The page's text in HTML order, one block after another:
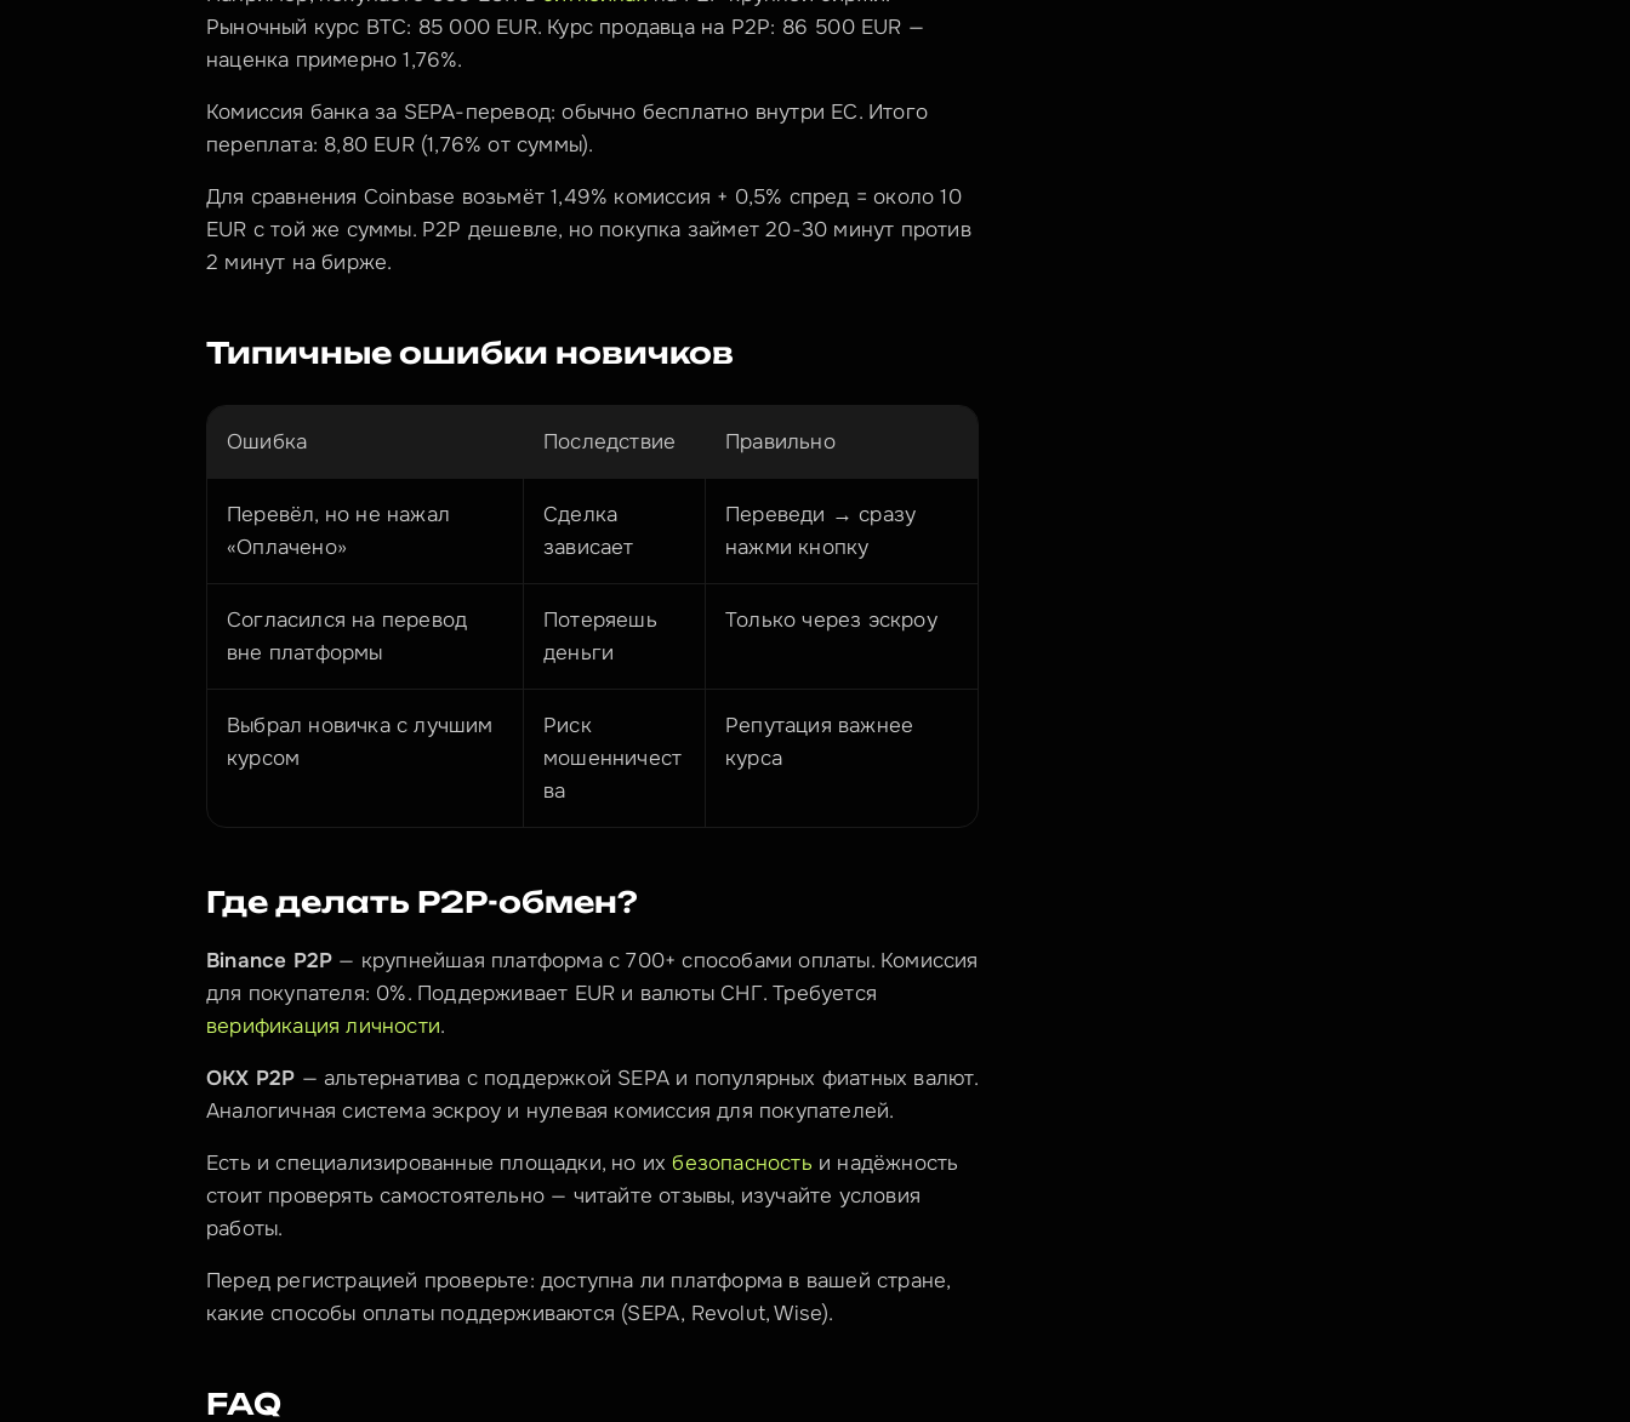
Рыночный курс BTC: 85 000 EUR. Курс продавца на P2P: 86 500 EUR —
наценка примерно 1,76%.
Комиссия банка за SEPA-перевод: обычно бесплатно внутри ЕС. Итого
переплата: 8,80 EUR (1,76% от суммы).
Для сравнения Coinbase возьмёт 1,49% комиссия + 0,5% спред = около 10
EUR с той же суммы. P2P дешевле, но покупка займет 20-30 минут против
2 минут на бирже.
Типичные ошибки новичков
Ошибка Последствие Правильно
Перевёл, но не нажал
«Оплачено»
Сделка
зависает
Переведи → сразу
нажми кнопку
Согласился на перевод
вне платформы
Потеряешь
деньги
Только через эскроу
Выбрал новичка с лучшим
курсом
Риск
мошенничест
ва
Репутация важнее
курса
Где делать P2P-обмен?
Binance P2P — крупнейшая платформа с 700+ способами оплаты. Комиссия
верификация личности.
OKX P2P — альтернатива с поддержкой SEPA и популярных фиатных валют.
Аналогичная система эскроу и нулевая комиссия для покупателей.
Есть и специализированные площадки, но их безопасность и надёжность
стоит проверять самостоятельно — читайте отзывы, изучайте условия
работы.
Перед регистрацией проверьте: доступна ли платформа в вашей стране,
какие способы оплаты поддерживаются (SEPA, Revolut, Wise).
FAQ